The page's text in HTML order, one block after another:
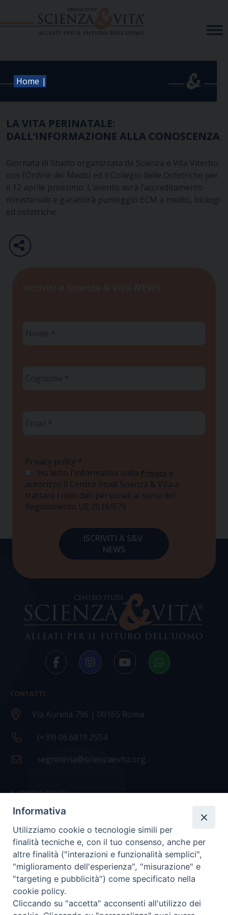
Home |
LA VITA PERINATALE:
DALL’INFORMAZIONE ALLA CONOSCENZA
Giornata di Studio organizzata da Scienza e Vita Viterbo
con l’Ordine dei Medici ed il Collegio delle Ostetriche per
il 12 aprile prossimo. L’evento avrà l’accreditamento
ministeriale e garantirà punteggio ECM a medici, biologi
ed ostetriche.
Privacy policy *
Ho letto l'informativa sulla Privacy e
autorizzo il Centro Studi Scienza & Vita a
trattare i miei dati personali ai sensi del
Regolamento UE 2016/679
CONTATTI
Via Aurelia 796 | 00165 Roma
(+39) 06.6819.2554
segreteria@scienzaevita.org
IL CENTRO STUDI
La nostra storia
Statuto
Presidenza e ufficio presidenza
Consiglio scientifico
Coordinamento nazionale
Informativa
Utilizziamo cookie o tecnologie simili per
finalità tecniche e, con il tuo consenso, anche per
altre finalità ("interazioni e funzionalità semplici",
"miglioramento dell'esperienza", "misurazione" e
"targeting e pubblicità") come specificato nella
cookie policy.
Cliccando su "accetta" acconsenti all'utilizzo dei